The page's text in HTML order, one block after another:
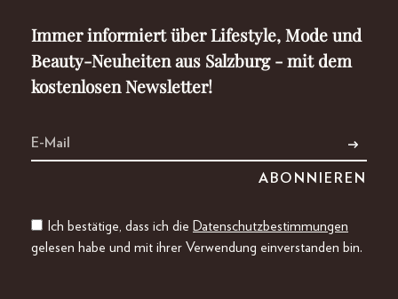
Immer informiert über Lifestyle, Mode und
Beauty-Neuheiten aus Salzburg - mit dem
kostenlosen Newsletter!
Ich bestätige, dass ich die Datenschutzbestimmungen
gelesen habe und mit ihrer Verwendung einverstanden bin.